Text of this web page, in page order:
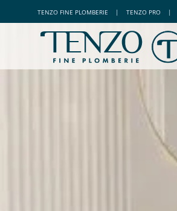
TENZO FINE PLOMBERIE | TENZO PRO |